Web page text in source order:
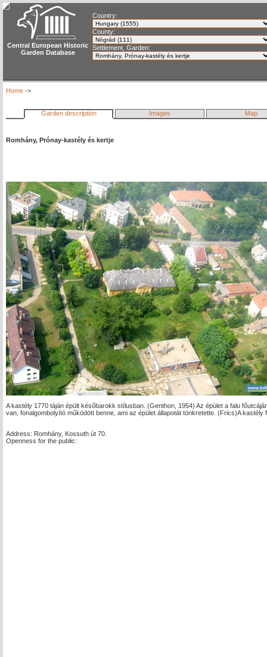
Central European Historic
Garden Database
Country:
County:
Settlement, Garden:
Home ->
Garden description Images Map
Romhány, Prónay-kastély és kertje
A kastély 1770 táján épült későbarokk stílusban. (Genthon, 1954) Az épület a falu
van, fonalgombolyító működött benne, ami az épület állapotát tönkretette. (Frics)A kastély
Address: Romhány, Kossuth út 70.
Openness for the public: